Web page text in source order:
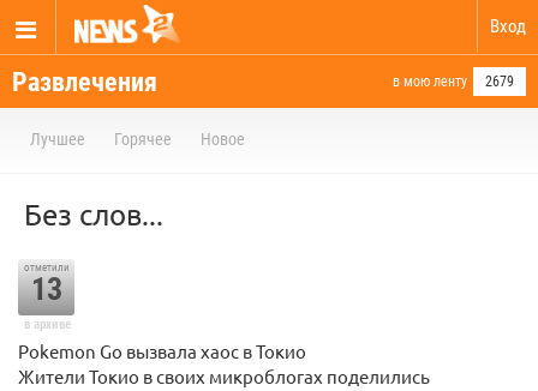
Вход
Развлечения в мою ленту 2679
Лучшее Горячее Новое
Без слов...
отметили
13
в архиве
Pokemon Go вызвала хаос в Токио
Жители Токио в своих микроблогах поделились